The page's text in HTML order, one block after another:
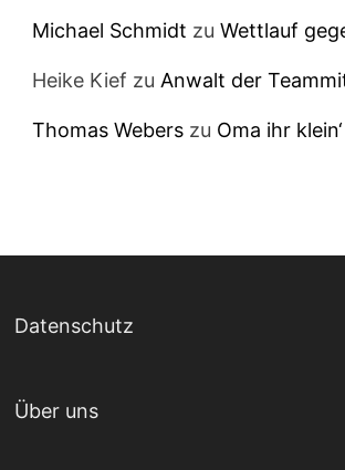
Michael Schmidt zuWettlauf
Heike Kief zuAnwalt der
Thomas Webers zu Oma ihr
Datenschutz
Über uns